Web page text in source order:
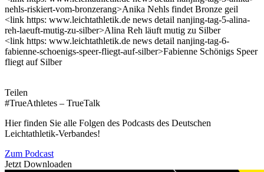
nehls-riskiert-vom-bronzerang>Anika Nehls findet Bronze geil
<link https: www.leichtathletik.de news detail nanjing-tag-5-alina-
reh-laeuft-mutig-zu-silber>Alina Reh läuft mutig zu Silber
<link https: www.leichtathletik.de news detail nanjing-tag-6-
fabienne-schoenigs-speer-fliegt-auf-silber>Fabienne Schönigs Speer
fliegt auf Silber
Teilen
#TrueAthletes – TrueTalk
Hier finden Sie alle Folgen des Podcasts des Deutschen
Leichtathletik-Verbandes!
Zum Podcast
Jetzt Downloaden